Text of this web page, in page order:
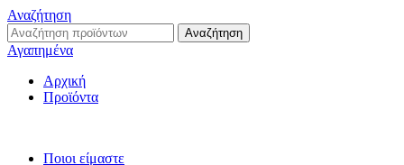
Αναζήτηση
Αναζήτηση
Αγαπημένα
Αρχική
Προϊόντα
Ποιοι είμαστε